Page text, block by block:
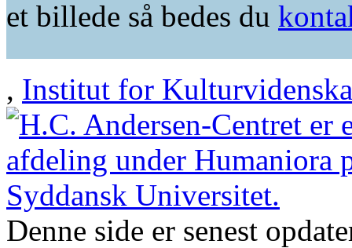
et billede så bedes du
, Institut for
Denne side er senest